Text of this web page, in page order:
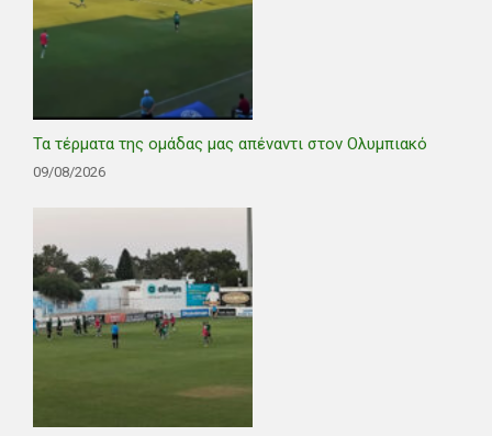
Τα τέρματα της ομάδας μας απέναντι στον Ολυμπιακό
09/08/2026